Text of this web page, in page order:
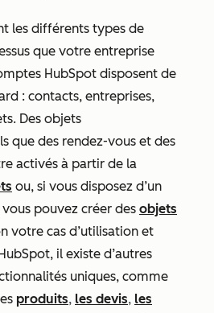
les différents types de
que votre entreprise
HubSpot disposent de
: contacts, entreprises,
Des objets
que des rendez-vous et des
activés à partir de la
ou, si vous disposez d’un
vous pouvez créer des objets
votre cas d’utilisation et
il existe d’autres
uniques, comme
produits, les devis, les